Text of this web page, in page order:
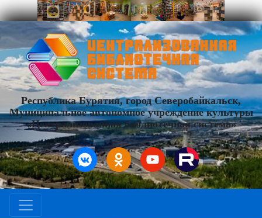
Республика Бурятия, город Северобайкальск,
Муниципальное автономное учреждение культуры
«Централизованная библиотечная система»